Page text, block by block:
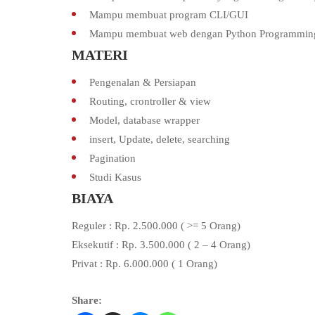
Mampu membuat program CLI/GUI
Mampu membuat web dengan Python
MATERI
Pengenalan & Persiapan
Routing, crontroller & view
Model, database wrapper
insert, Update, delete, searching
Pagination
Studi Kasus
BIAYA
Reguler : Rp. 2.500.000 ( >= 5 Orang)
Eksekutif : Rp. 3.500.000 ( 2 – 4 Orang)
Privat : Rp. 6.000.000 ( 1 Orang)
Share: